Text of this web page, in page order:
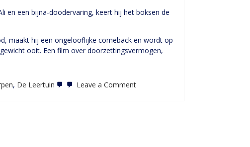
en een bijna-doodervaring, keert hij het boksen de
maakt hij een ongelooflijke comeback en wordt op
ooit. Een film over doorzettingsvermogen,
, De Leertuin Leave a Commenton